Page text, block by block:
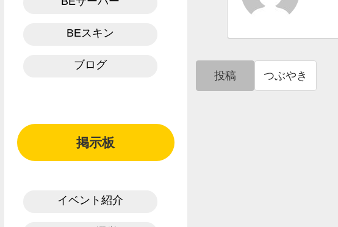
投稿 つぶやき
BEスキン
ブログ
掲示板
イベント紹介